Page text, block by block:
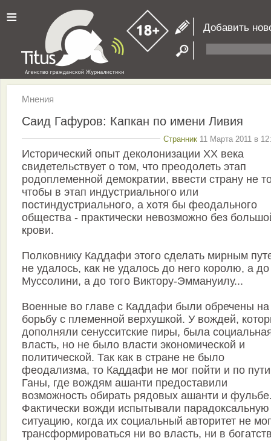
≡ Добавить
Мнения
Саид Гафуров: Капкан по имени Ливия
Странник 11 Марта 2011 в
Исторический опыт деколонизации ХХ века
свидетельствует о том, что преодолеть этап
родоплеменной демократии, ввести страну не
чтобы в этап индустриального или
постиндустриального, а хотя бы феодального
общества - практически невозможно без
крови.
Полковнику Каддафи этого сделать мирным
не удалось, как не удалось до него королю, а до
Муссолини, а до того Виктору-Эммануилу...
Военные во главе с Каддафи были обречены на
борьбу с племенной верхушкой. У вождей,
дополняли сенусситские пиры, была
власть, но не было власти экономической и
политической. Так как в стране не было
феодализма, то Каддафи не мог пойти и по пути
Ганы, где вождям ашанти предоставили
возможность обирать рядовых ашанти и
Фактически вожди испытывали парадоксальную
ситуацию, когда их социальный авторитет не мог
трансформироваться ни во власть, ни в